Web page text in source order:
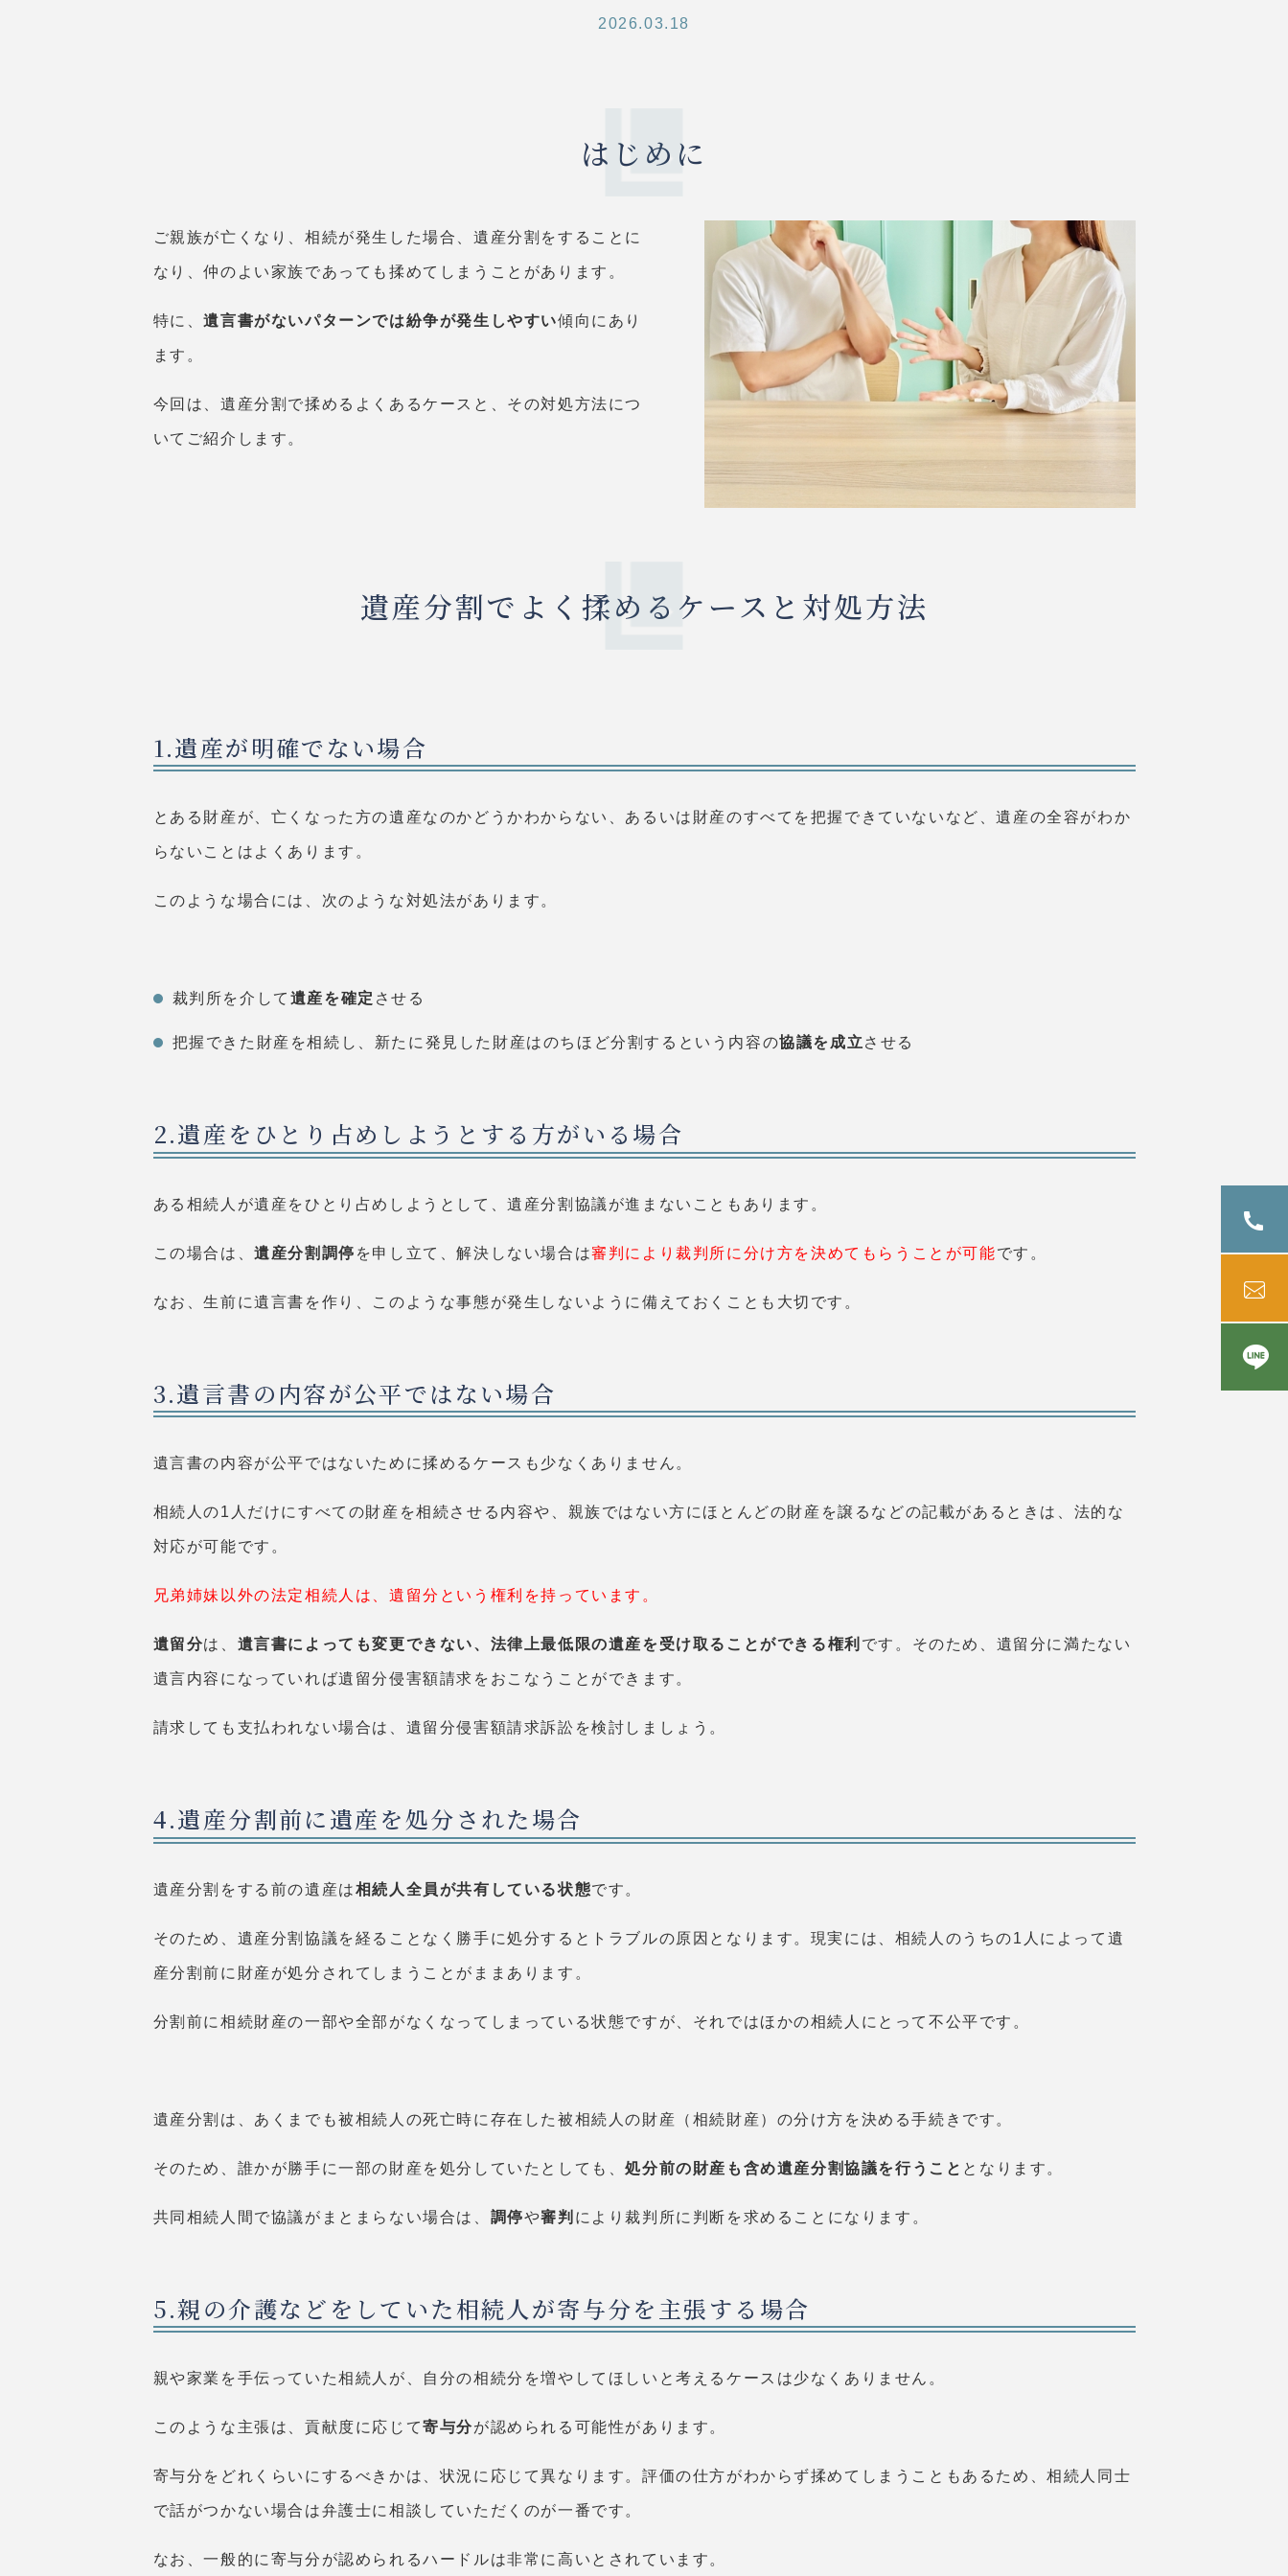
2026.03.18
はじめに
ご親族が亡くなり、相続が発生した場合、遺産分割をすることに
なり、仲のよい家族であっても揉めてしまうことがあります。
特に、遺言書がないパターンでは紛争が発生しやすい傾向にあり
ます。
今回は、遺産分割で揉めるよくあるケースと、その対処方法につ
いてご紹介します。
遺産分割でよく揉めるケースと対処方法
1.遺産が明確でない場合
とある財産が、亡くなった方の遺産なのかどうかわからない、あるいは財産のすべてを把握できていないなど、遺産の全容がわか
らないことはよくあります。
このような場合には、次のような対処法があります。
裁判所を介して 遺産を確定 させる
把握できた財産を相続し、新たに発見した財産はのちほど分割するという内容の協議を成立 させる
2.遺産をひとり占めしようとする方がいる場合
ある相続人が遺産をひとり占めしようとして、遺産分割協議が進まないこともあります。
この場合は、遺産分割調停 を申し立て、解決しない場合は審判により裁判所に分け方を決めてもらうことが可能です。
なお、生前に遺言書を作り、このような事態が発生しないように備えておくことも大切です。
3.遺言書の内容が公平ではない場合
遺言書の内容が公平ではないために揉めるケースも少なくありません。
相続人の1 人だけにすべての財産を相続させる内容や、親族ではない方にほとんどの財産を譲るなどの記載があるときは、法的な
対応が可能です。
兄弟姉妹以外の法定相続人は、遺留分という権利を持っています。
遺留分は、 遺言書によっても変更できない、法律上最低限の遺産を受け取ることができる権利 です。そのため、遺留分に満たない
遺言内容になっていれば遺留分侵害額請求をおこなうことができます。
請求しても支払われない場合は、遺留分侵害額請求訴訟を検討しましょう。
4.遺産分割前に遺産を処分された場合
遺産分割をする前の遺産は相続人全員が共有している状態です。
そのため、遺産分割協議を経ることなく勝手に処分するとトラブルの原因となります。現実には、相続人のうちの1人によって遺
産分割前に財産が処分されてしまうことがままあります。
分割前に相続財産の一部や全部がなくなってしまっている状態ですが、それではほかの相続人にとって不公平です。
遺産分割は、あくまでも被相続人の死亡時に存在した被相続人の財産（相続財産）の分け方を決める手続きです。
そのため、誰かが勝手に一部の財産を処分していたとしても、処分前の財産も含め遺産分割協議を行うこと となります。
共同相続人間で協議がまとまらない場合は、 調停や審判 により裁判所に判断を求めることになります。
5.親の介護などをしていた相続人が寄与分を主張する場合
親や家業を手伝っていた相続人が、自分の相続分を増やしてほしいと考えるケースは少なくありません。
このような主張は、貢献度に応じて寄与分が認められる可能性があります。
寄与分をどれくらいにするべきかは、状況に応じて異なります。評価の仕方がわからず揉めてしまうこともあるため、相続人同士
で話がつかない場合は弁護士に相談していただくのが一番です。
なお、一般的に寄与分が認められるハードルは非常に高いとされています。